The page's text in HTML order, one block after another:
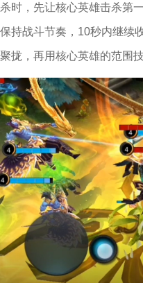
时，先让核心英雄击杀第
持战斗节奏，10秒内继续
拢，再用核心英雄的范围